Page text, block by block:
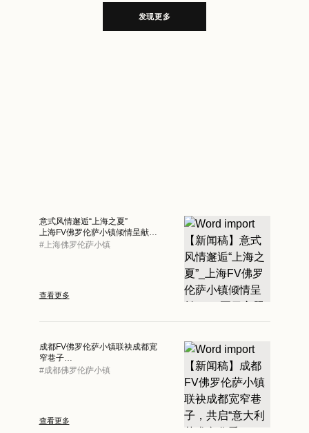
发现更多
意式风情邂逅“上海之夏”
上海FV佛罗伦萨小镇倾情呈献
2026夏日主题活动
#上海佛罗伦萨小镇
查看更多
成都FV佛罗伦萨小镇联袂成都宽
窄巷子
共启2026意大利艺术文化季
#成都佛罗伦萨小镇
查看更多